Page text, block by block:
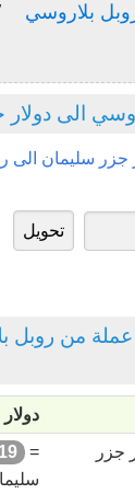
بلاروسي
الى
جزر سليمان الى
من روبل
جزر
=